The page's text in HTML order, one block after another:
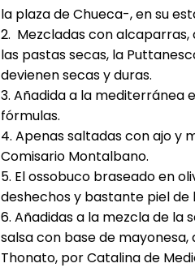
la plaza de Chueca-, en su
2. Mezcladas con alcaparras,
las pastas secas, la
devienen secas y duras.
3. Añadida a la mediterránea
fórmulas.
4. Apenas saltadas con ajo y
Comisario Montalbano.
5. El ossobuco braseado en
deshechos y bastante piel de
6. Añadidas a la mezcla de
salsa con base de
Thonato, por Catalina de